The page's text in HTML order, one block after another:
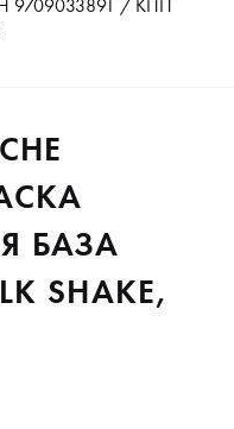
9709033891 / КПП
БАЗА
SHAKE,